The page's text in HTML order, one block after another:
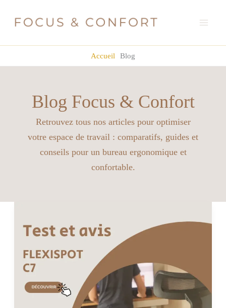
Accueil Blog
Blog Focus & Confort
Retrouvez tous nos articles pour optimiser
votre espace de travail : comparatifs, guides et
conseils pour un bureau ergonomique et
confortable.